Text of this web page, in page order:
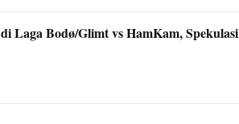
Laga Bodø/Glimt vs HamKam, Spekulasi